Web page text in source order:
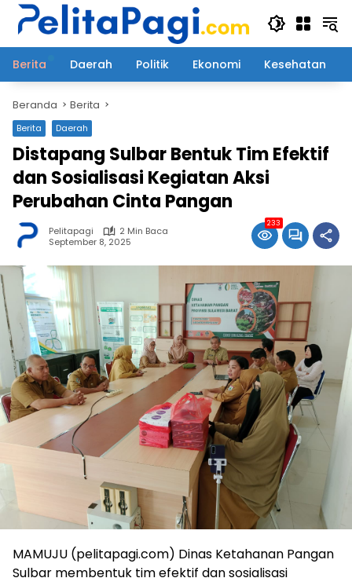
Langsung
Berita
Daerah Politik Ekonomi Kesehatan
Beranda Berita
Berita Daerah
Distapang Sulbar Bentuk Tim Efektif
dan Sosialisasi Kegiatan Aksi
Perubahan Cinta Pangan
Pelitapagi
2 Min Baca
September 8, 2025
233
MAMUJU (pelitapagi.com) Dinas Ketahanan Pangan
Sulbar membentuk tim efektif dan sosialisasi